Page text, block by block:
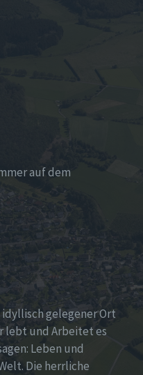
auf dem
gelegener Ort
lebt und Arbeitet es
Leben und
Die herrliche